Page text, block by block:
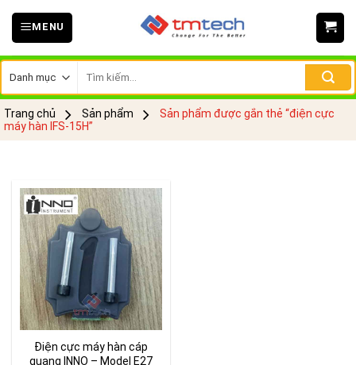
Skip
MENU
kiếm:
Trang chủ Sản phẩm
Sản phẩm được gắn thẻ “điện cực
máy hàn IFS-15H”
Điện cực máy hàn cáp
quang INNO – Model E27